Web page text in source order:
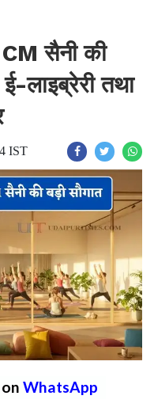
CM सैनी की
लाइब्रेरी तथा
IST
WhatsApp